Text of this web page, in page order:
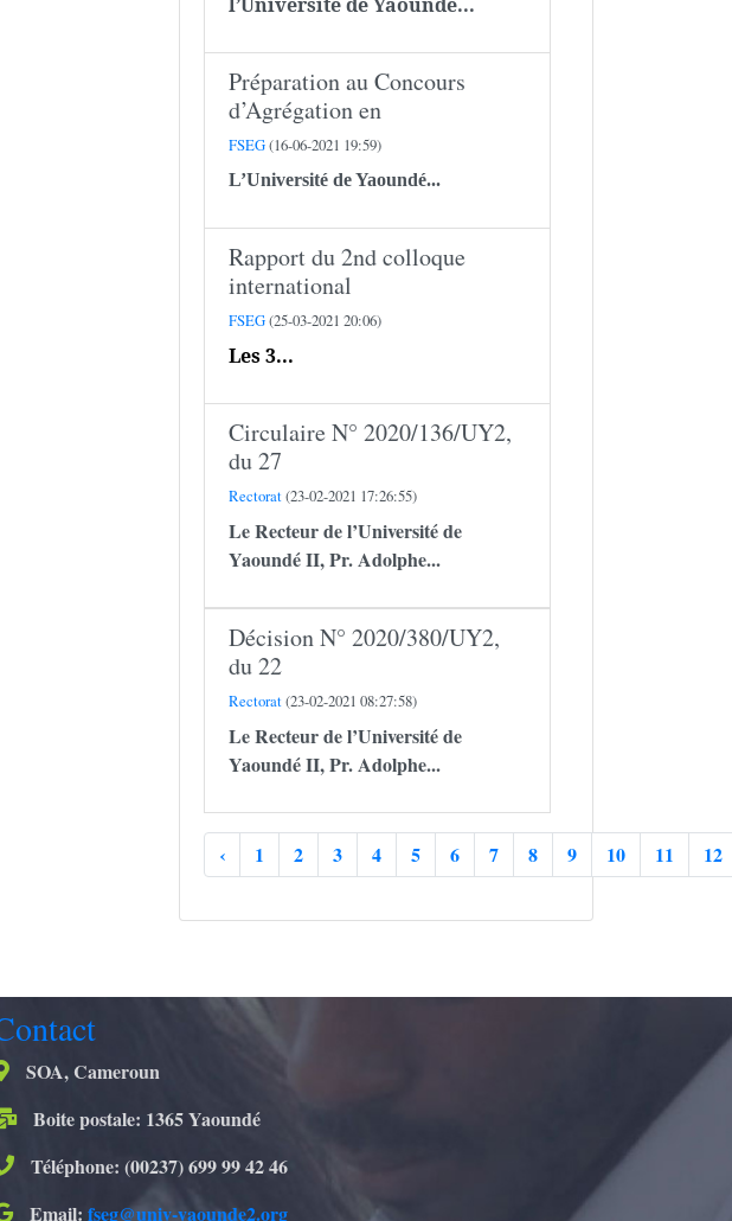
Préparation au Concours
d’Agrégation en
FSEG(16-06-2021 19:59)
L’Université de Yaoundé...
Rapport du 2nd colloque
international
FSEG(25-03-2021 20:06)
Les 3...
Circulaire N° 2020/136/UY2,
du 27
Rectorat(23-02-2021 17:26:55)
Le Recteur de l’Université de
Yaoundé II,Pr. Adolphe...
Décision N° 2020/380/UY2,
du 22
Rectorat(23-02-2021 08:27:58)
Le Recteur de l’Université de
Yaoundé II,Pr. Adolphe...
‹ 1 2 3 4 5 6 7 8 9 10 11 12
SOA, Cameroun
Boite postale: 1365 Yaoundé
Téléphone: (00237) 699 99 42 46
Email: fseg@univ-yaounde2.org